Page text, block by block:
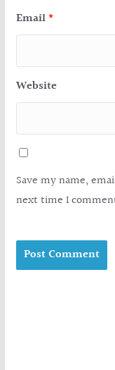
Email *
Website
Save my name,
next time I